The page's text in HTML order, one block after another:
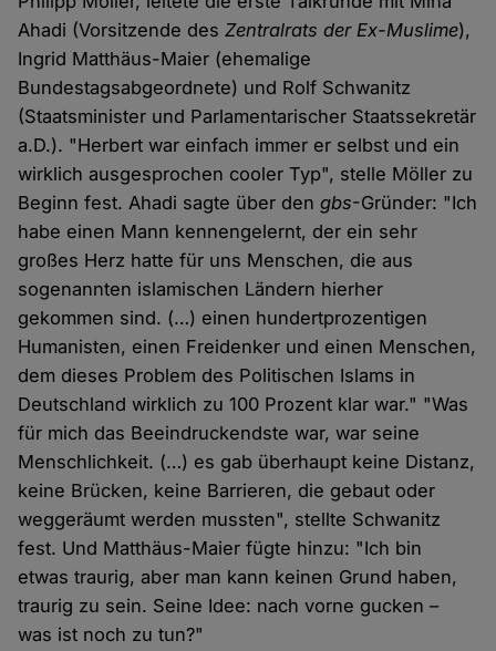
Ahadi (Vorsitzende desZentralrats der Ex-Muslime),
Ingrid Matthäus-Maier (ehemalige
Bundestagsabgeordnete) und Rolf Schwanitz
(Staatsminister und Parlamentarischer Staatssekretär
a.D.). "Herbert war einfach immer er selbst und ein
wirklich ausgesprochen cooler Typ", stelle Möller zu
Beginn fest. Ahadi sagte über dengbs-Gründer: "Ich
habe einen Mann kennengelernt, der ein sehr
großes Herz hatte für uns Menschen, die aus
sogenannten islamischen Ländern hierher
gekommen sind. (…) einen hundertprozentigen
Humanisten, einen Freidenker und einen Menschen,
dem dieses Problem des Politischen Islams in
Deutschland wirklich zu 100 Prozent klar war." "Was
für mich das Beeindruckendste war, war seine
Menschlichkeit. (…) es gab überhaupt keine Distanz,
keine Brücken, keine Barrieren, die gebaut oder
weggeräumt werden mussten", stellte Schwanitz
fest. Und Matthäus-Maier fügte hinzu: "Ich bin
etwas traurig, aber man kann keinen Grund haben,
traurig zu sein. Seine Idee: nach vorne gucken –
was ist noch zu tun?"